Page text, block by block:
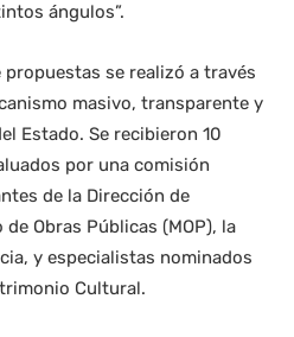
ángulos”.
se realizó a través
masivo, transparente y
Estado. Se recibieron 10
por una comisión
de la Dirección de
Obras Públicas (MOP), la
y especialistas nominados
Cultural.